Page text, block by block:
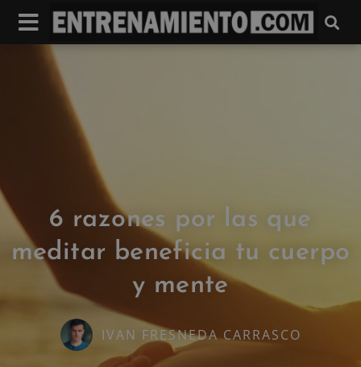
6 razones por las que
meditar beneficia tu cuerpo
y mente
IVAN FRESNEDA CARRASCO